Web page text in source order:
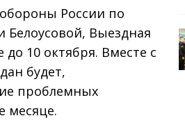
России по
Белоусовой, Выездная
10 октября. Вместе с
будет,
проблемных
месяце.